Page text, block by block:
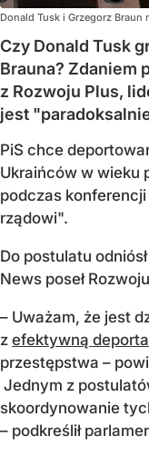
Donald Tusk i Grzegorz Braun
Czy Donald Tusk
Brauna? Zdaniem
z Rozwoju Plus,
jest
PiS chce
Ukraińców w wieku
podczas
rządowi".
Do postulatu
News poseł
– Uważam, że jest
z efektywną
przestępstwa –
Jednym z
skoordynowanie
– podkreślił